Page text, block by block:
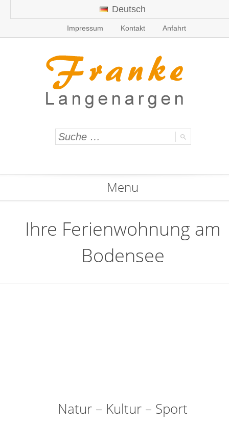
Deutsch
Impressum Kontakt Anfahrt
Menu
Ihre Ferienwohnung am
Bodensee
Natur – Kultur – Sport